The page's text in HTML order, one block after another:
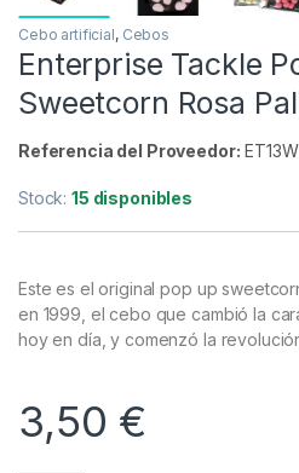
Cebo artificial Cebos
Enterprise Tackle
Referencia del Proveedor: